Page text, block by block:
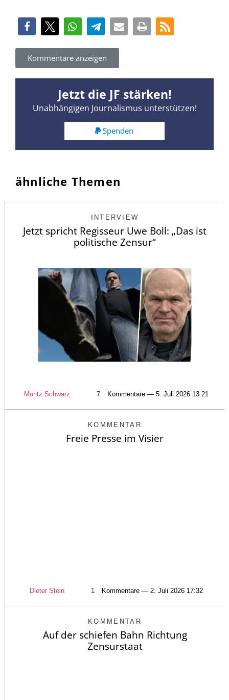
Kommentare anzeigen
Jetzt die JF stärken!
Unabhängigen Journalismus unterstützen!
Spenden
ähnliche Themen
INTERVIEW
Jetzt spricht Regisseur Uwe Boll: „Das ist
politische Zensur“
Moritz Schwarz 7 Kommentare — 5. Juli 2026 13:21
KOMMENTAR
Freie Presse im Visier
Dieter Stein 1 Kommentare — 2. Juli 2026 17:32
KOMMENTAR
Auf der schiefen Bahn Richtung
Zensurstaat